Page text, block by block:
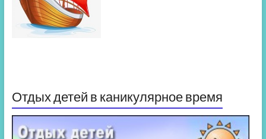
Отдых детей в каникулярное время